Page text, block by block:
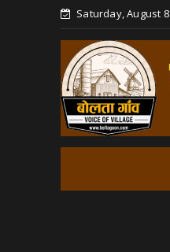
Saturday, August 8